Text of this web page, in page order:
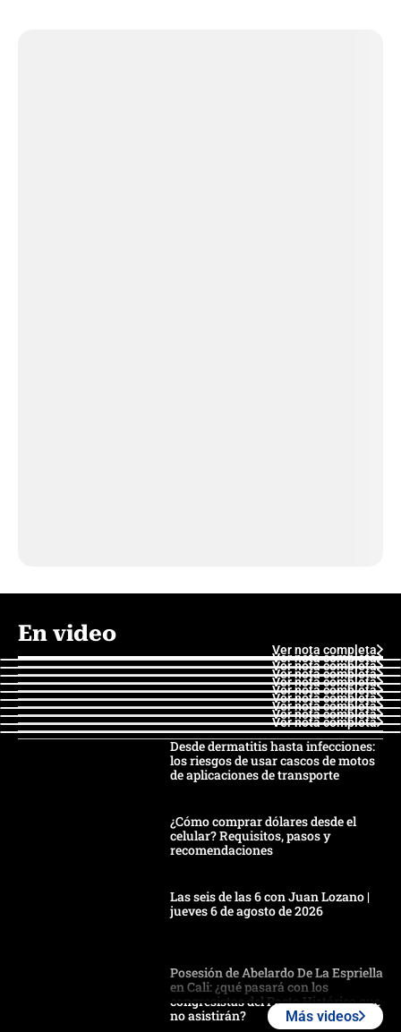
En video
Ver nota completa
Ver nota completa
Ver nota completa
Ver nota completa
Ver nota completa
Ver nota completa
Ver nota completa
Ver nota completa
Ver nota completa
Ver nota completa
Desde dermatitis hasta infecciones:
los riesgos de usar cascos de motos
de aplicaciones de transporte
¿Cómo comprar dólares desde el
celular? Requisitos, pasos y
recomendaciones
Las seis de las 6 con Juan Lozano |
jueves 6 de agosto de 2026
Posesión de Abelardo De La Espriella
en Cali: ¿qué pasará con los
congresistas del Pacto Histórico que
no asistirán?
Más videos